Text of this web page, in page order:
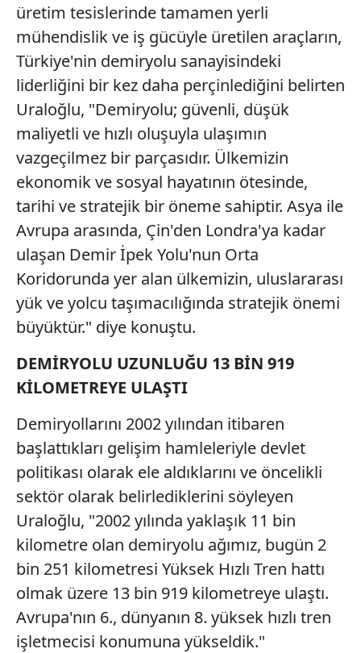
üretim tesislerinde tamamen yerli
mühendislik ve iş gücüyle üretilen araçların,
Türkiye'nin demiryolu sanayisindeki
liderliğini bir kez daha perçinlediğini belirten
Uraloğlu, "Demiryolu; güvenli, düşük
maliyetli ve hızlı oluşuyla ulaşımın
vazgeçilmez bir parçasıdır. Ülkemizin
ekonomik ve sosyal hayatının ötesinde,
tarihi ve stratejik bir öneme sahiptir. Asya ile
Avrupa arasında, Çin'den Londra'ya kadar
ulaşan Demir İpek Yolu'nun Orta
Koridorunda yer alan ülkemizin, uluslararası
yük ve yolcu taşımacılığında stratejik önemi
büyüktür." diye konuştu.
DEMİRYOLU UZUNLUĞU 13 BİN 919
KİLOMETREYE ULAŞTI
Demiryollarını 2002 yılından itibaren
başlattıkları gelişim hamleleriyle devlet
politikası olarak ele aldıklarını ve öncelikli
sektör olarak belirlediklerini söyleyen
Uraloğlu, "2002 yılında yaklaşık 11 bin
kilometre olan demiryolu ağımız, bugün 2
bin 251 kilometresi Yüksek Hızlı Tren hattı
olmak üzere 13 bin 919 kilometreye ulaştı.
Avrupa'nın 6., dünyanın 8. yüksek hızlı tren
işletmecisi konumuna yükseldik."